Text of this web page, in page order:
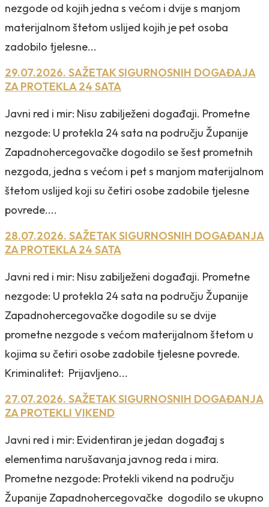
nezgode od kojih jedna s većom i dvije s manjom
materijalnom štetom uslijed kojih je pet osoba
zadobilo tjelesne...
29.07.2026. SAŽETAK SIGURNOSNIH DOGAĐAJA
ZA PROTEKLA 24 SATA
Javni red i mir: Nisu zabilježeni događaji. Prometne
nezgode: U protekla 24 sata na području Županije
Zapadnohercegovačke dogodilo se šest prometnih
nezgoda, jedna s većom i pet s manjom materijalnom
štetom uslijed koji su četiri osobe zadobile tjelesne
povrede....
28.07.2026. SAŽETAK SIGURNOSNIH DOGAĐANJA
ZA PROTEKLA 24 SATA
Javni red i mir: Nisu zabilježeni događaji. Prometne
nezgode: U protekla 24 sata na području Županije
Zapadnohercegovačke dogodile su se dvije
prometne nezgode s većom materijalnom štetom u
kojima su četiri osobe zadobile tjelesne povrede.
Kriminalitet: Prijavljeno...
27.07.2026. SAŽETAK SIGURNOSNIH DOGAĐANJA
ZA PROTEKLI VIKEND
Javni red i mir: Evidentiran je jedan događaj s
elementima narušavanja javnog reda i mira.
Prometne nezgode: Protekli vikend na području
Županije Zapadnohercegovačke dogodilo se ukupno